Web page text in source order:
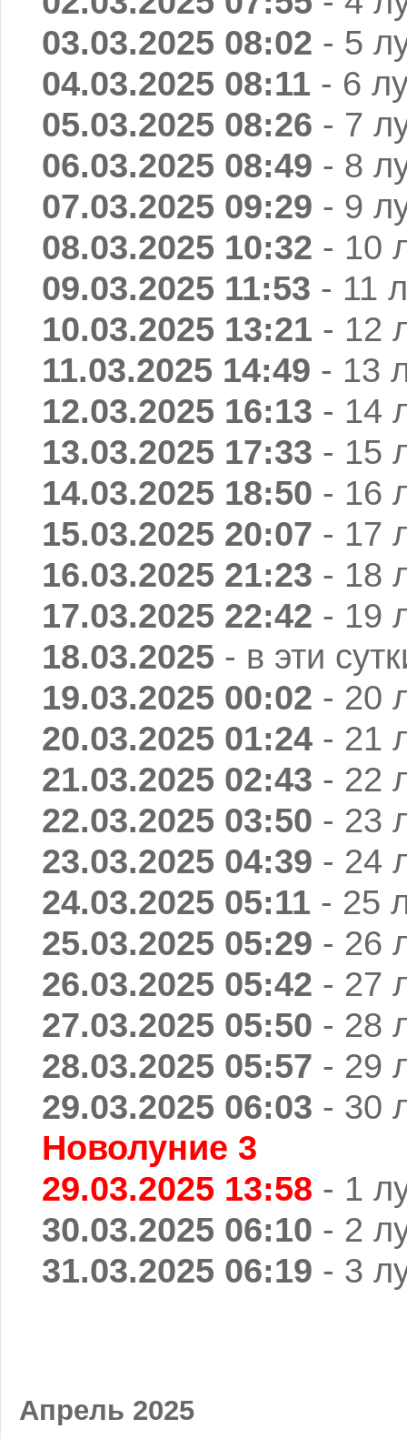
03.03.2025 08:02 - 5
04.03.2025 08:11 - 6
05.03.2025 08:26 - 7
06.03.2025 08:49 - 8
07.03.2025 09:29 - 9
08.03.2025 10:32 - 10
09.03.2025 11:53 - 11
10.03.2025 13:21 - 12
11.03.2025 14:49 - 13
12.03.2025 16:13 - 14
13.03.2025 17:33 - 15
14.03.2025 18:50 - 16
15.03.2025 20:07 - 17
16.03.2025 21:23 - 18
17.03.2025 22:42 - 19
18.03.2025 - в эти
19.03.2025 00:02 - 20
20.03.2025 01:24 - 21
21.03.2025 02:43 - 22
22.03.2025 03:50 - 23
23.03.2025 04:39 - 24
24.03.2025 05:11 - 25
25.03.2025 05:29 - 26
26.03.2025 05:42 - 27
27.03.2025 05:50 - 28
28.03.2025 05:57 - 29
29.03.2025 06:03 - 30
Новолуние 3
29.03.2025 13:58 - 1
30.03.2025 06:10 - 2
31.03.2025 06:19 - 3
Апрель 2025